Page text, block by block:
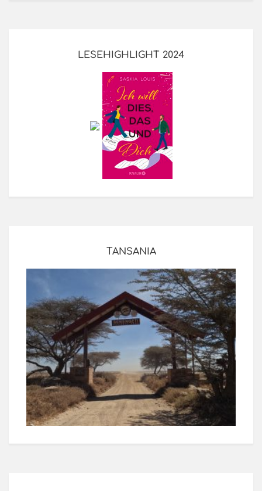
LESEHIGHLIGHT 2024
TANSANIA